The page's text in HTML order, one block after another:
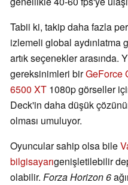
Tabii ki, takip daha fazla
izlemeli global aydınlatma
artık seçenekler arasında.
gereksinimleri birGeForce
6500 XT 1080p görseller
Deck'in daha düşük
olması umuluyor.
Oyuncular sahip olsa bile
bilgisayarıgenişletilebilir
olabilir. Forza Horizon 6